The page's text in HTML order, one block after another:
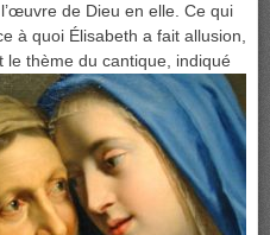
de Dieu en elle. Ce qui
à quoi Élisabeth a fait allusion,
le thème du cantique, indiqué